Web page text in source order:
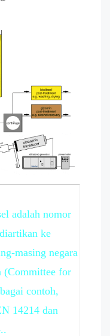
adalah nomor
ke
masing negara
(Committee for
contoh,
14214 dan